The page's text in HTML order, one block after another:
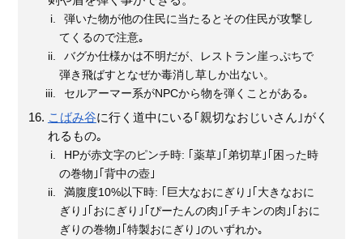
弾いた物が他の住民に当たるとその住民が攻撃し
てくるので注意｡
バグか仕様かは不明だが、レストラン崖っぷちで
弾き飛ばすとなぜか毒消し草しか出ない。
セルアーマー系がNPCから物を弾くことがある｡
こばみ谷に行く道中にいる｢親切なおじいさん｣がく
れるもの｡
HPが赤文字のピンチ時: ｢薬草｣｢弟切草｣｢困った時
の巻物｣｢背中の壺｣
満腹度10%以下時: ｢巨大なおにぎり｣｢大きなおに
ぎり｣｢おにぎり｣｢ぴーたんの肉｣｢チキンの肉｣｢おに
ぎりの巻物｣｢特製おにぎり｣のいずれか｡